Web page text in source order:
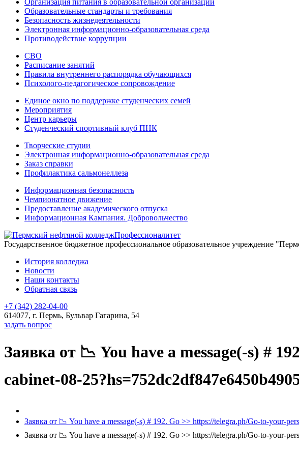
Организация питания в образовательной организации
Образовательные стандарты и требования
Безопасность жизнедеятельности
Электронная информационно-образовательная среда
Противодействие коррупции
СВО
Расписание занятий
Правила внутреннего распорядка обучающихся
Психолого-педагогическое сопровождение
Единое окно по поддержке студенческих семей
Мероприятия
Центр карьеры
Студенческий спортивный клуб ПНК
Творческие студии
Электронная информационно-образовательная среда
Заказ справки
Профилактика сальмонеллеза
Информационная безопасность
Чемпионатное движение
Предоставление академического отпуска
Информационная Кампания. Добровольчество
Профессионалитет
Государственное бюджетное профессиональное образовательное учреждение
История колледжа
Новости
Наши контакты
Обратная связь
+7 (342) 282-04-00
614077, г. Пермь, Бульвар Гагарина, 54
задать вопрос
Заявка от 📉 You have a message(-s) #
cabinet-08-
Заявка от 📉 You have a message(-s) # 192. Go >> https://telegra.ph/Go-to-your-
Заявка от 📉 You have a message(-s) # 192. Go >> https://telegra.ph/Go-to-your-